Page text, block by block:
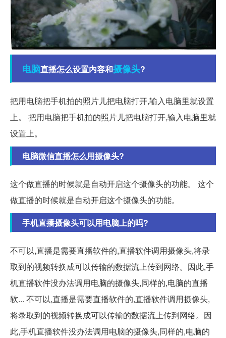
电脑直播怎么设置内容和摄像头?
把用电脑把手机拍的照片儿把电脑打开,输入电脑里就设置
上。 把用电脑把手机拍的照片儿把电脑打开,输入电脑里就
设置上。
电脑微信直播怎么用摄像头?
这个做直播的时候就是自动开启这个摄像头的功能。 这个
做直播的时候就是自动开启这个摄像头的功能。
手机直播摄像头可以用电脑上的吗?
不可以,直播是需要直播软件的,直播软件调用摄像头,将录
取到的视频转换成可以传输的数据流上传到网络。因此,手
机直播软件没办法调用电脑的摄像头,同样的,电脑的直播
软... 不可以,直播是需要直播软件的,直播软件调用摄像头,
将录取到的视频转换成可以传输的数据流上传到网络。因
此,手机直播软件没办法调用电脑的摄像头,同样的,电脑的